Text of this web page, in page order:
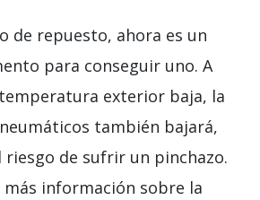
de repuesto, ahora es un
para conseguir uno. A
exterior baja, la
también bajará,
riesgo de sufrir un pinchazo.
más información sobre la